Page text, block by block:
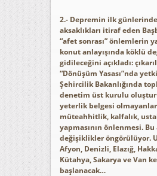
2.- Depremin ilk
aksaklıkları itiraf eden
“afet sonrası” önlemlerin
konut anlayışında köklü
gidileceğini açıkladı:
“Dönüşüm Yasası”nda
Şehircilik Bakanlığında
denetim üst kurulu
yeterlik belgesi
müteahhitlik, kalfalık,
yapmasının önlenmesi.
değişiklikler öngörülüyor.
Afyon, Denizli, Elazığ,
Kütahya, Sakarya ve Van
başlanacak…